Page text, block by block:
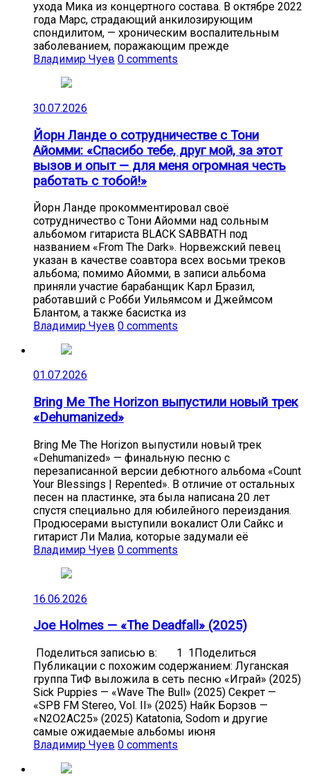
ухода Мика из концертного состава. В октябре 2022
года Марс, страдающий анкилозирующим
спондилитом, — хроническим воспалительным
заболеванием, поражающим прежде
Владимир Чуев 0 comments
30.07.2026
Йорн Ланде о сотрудничестве с Тони
Айомми: «Спасибо тебе, друг мой, за этот
вызов и опыт — для меня огромная честь
работать с тобой!»
Йорн Ланде прокомментировал своё
сотрудничество с Тони Айомми над сольным
альбомом гитариста BLACK SABBATH под
названием «From The Dark». Норвежский певец
указан в качестве соавтора всех восьми треков
альбома; помимо Айомми, в записи альбома
приняли участие барабанщик Карл Бразил,
работавший с Робби Уильямсом и Джеймсом
Блантом, а также басистка из
Владимир Чуев 0 comments
01.07.2026
Bring Me The Horizon выпустили новый трек
«Dehumanized»
Bring Me The Horizon выпустили новый трек
«Dehumanized» — финальную песню с
перезаписанной версии дебютного альбома «Count
Your Blessings | Repented». В отличие от остальных
песен на пластинке, эта была написана 20 лет
спустя специально для юбилейного переиздания.
Продюсерами выступили вокалист Оли Сайкс и
гитарист Ли Малиа, которые задумали её
Владимир Чуев 0 comments
16.06.2026
Joe Holmes — «The Deadfall» (2025)
Поделиться записью в: 1 1Поделиться
Публикации с похожим содержанием: Луганская
группа ТиФ выложила в сеть песню «Играй» (2025)
Sick Puppies — «Wave The Bull» (2025) Секрет —
«SPB FM Stereo, Vol. II» (2025) Найк Борзов —
«N2O2AC25» (2025) Katatonia, Sodom и другие
самые ожидаемые альбомы июня
Владимир Чуев 0 comments